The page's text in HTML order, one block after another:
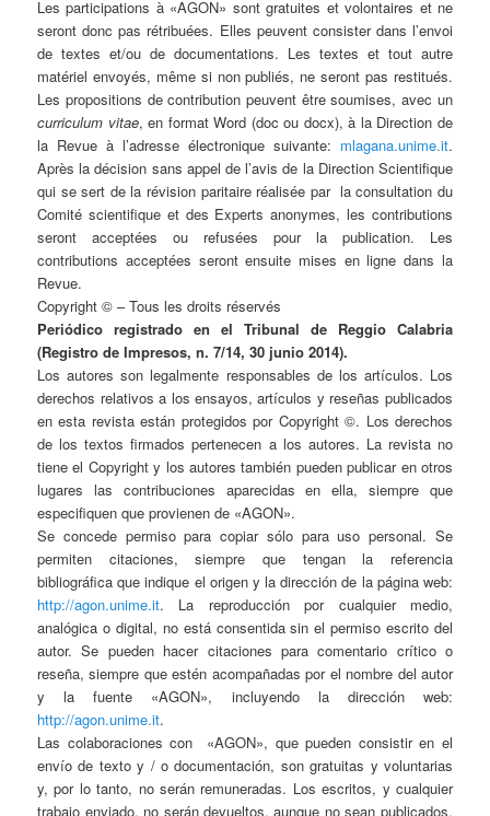
Les participations à «AGON» sont gratuites et volontaires et ne
seront donc pas rétribuées. Elles peuvent consister dans l’envoi
de textes et/ou de documentations. Les textes et tout autre
matériel envoyés, même si non publiés, ne seront pas restitués.
Les propositions de contribution peuvent être soumises, avec un
curriculum vitae, en format Word (doc ou docx), à la Direction de
la Revue à l’adresse électronique suivante: mlagana.unime.it.
Après la décision sans appel de l’avis de la Direction Scientifique
qui se sert de la révision paritaire réalisée par la consultation du
Comité scientifique et des Experts anonymes, les contributions
seront acceptées ou refusées pour la publication. Les
contributions acceptées seront ensuite mises en ligne dans la
Revue.
Copyright © – Tous les droits réservés
Periódico registrado en el Tribunal de Reggio Calabria
(Registro de Impresos, n. 7/14, 30 junio 2014).
Los autores son legalmente responsables de los artículos. Los
derechos relativos a los ensayos, artículos y reseñas publicados
en esta revista están protegidos por Copyright ©. Los derechos
de los textos firmados pertenecen a los autores. La revista no
tiene el Copyright y los autores también pueden publicar en otros
lugares las contribuciones aparecidas en ella, siempre que
especifiquen que provienen de «AGON».
Se concede permiso para copiar sólo para uso personal. Se
permiten citaciones, siempre que tengan la referencia
bibliográfica que indique el origen y la dirección de la página web:
http://agon.unime.it. La reproducción por cualquier medio,
analógica o digital, no está consentida sin el permiso escrito del
autor. Se pueden hacer citaciones para comentario crítico o
reseña, siempre que estén acompañadas por el nombre del autor
y la fuente «AGON», incluyendo la dirección web:
http://agon.unime.it.
Las colaboraciones con
«AGON», que pueden consistir en el
envío de texto y / o documentación, son gratuitas y voluntarias
y, por lo tanto, no serán remuneradas. Los escritos, y cualquier
trabajo enviado, no serán devueltos, aunque no sean publicados.